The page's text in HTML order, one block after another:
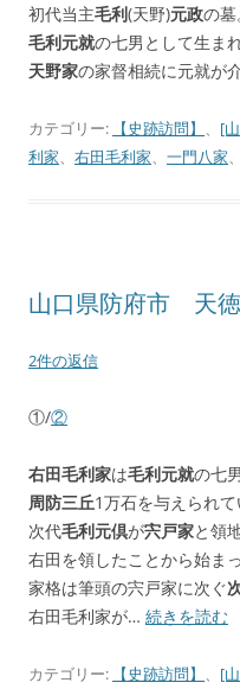
初代当主毛利(天野)元政の墓
毛利元就の七男として生ま
天野家の家督相続に元就が
カテゴリー: 【史跡訪問】 、 [
利家、 右田毛利家、 一門八家、
山口県防府市 天
2件の返信
①/②
右田毛利家は毛利元就の七男
周防三丘1万石を与えられて
次代毛利元倶が宍戸家と領
右田を領したことから始まっ
家格は筆頭の宍戸家に次ぐ
右田毛利家が… 続きを読む
カテゴリー: 【史跡訪問】 、 [